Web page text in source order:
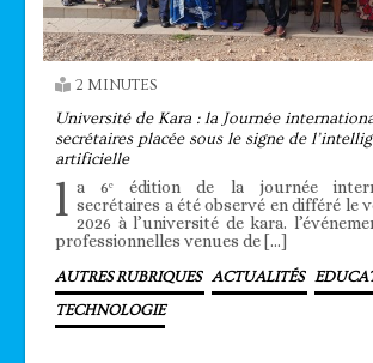
2 MINUTES
Université de Kara : la Journée
secrétaires placée sous le signe de
artificielle
l a 6ᵉ édition de la journée
secrétaires a été observé en différé le
2026 à l’université de kara.
professionnelles venues de […]
AUTRES RUBRIQUES ACTUALITÉS
TECHNOLOGIE